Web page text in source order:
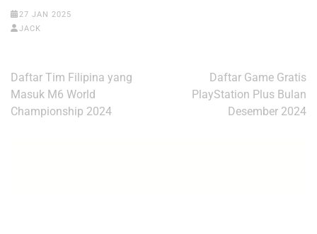
27 JAN 2025
JACK
Navigasi
pos
Daftar Tim Filipina yang
Masuk M6 World
Championship 2024
Daftar Game Gratis
PlayStation Plus Bulan
Desember 2024